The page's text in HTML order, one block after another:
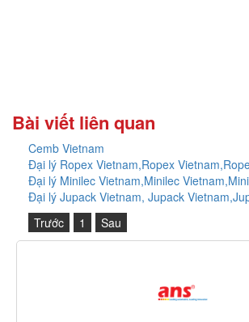
Bài viết liên quan
Cemb Vietnam
Đại lý Ropex Vietnam,Ropex
Đại lý Minilec Vietnam,Minilec
Đại lý Jupack Vietnam, Jupack
Trước
1 Sau